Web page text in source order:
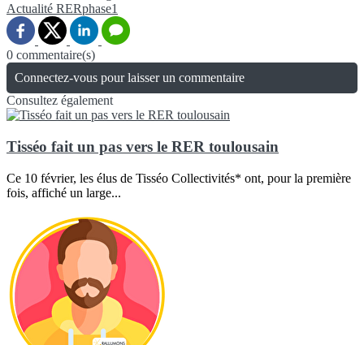
Actualité RERphase1
0 commentaire(s)
Connectez-vous pour laisser un commentaire
Consultez également
Tisséo fait un pas vers le RER toulousain
Ce 10 février, les élus de Tisséo Collectivités* ont, pour la première
fois, affiché un large...